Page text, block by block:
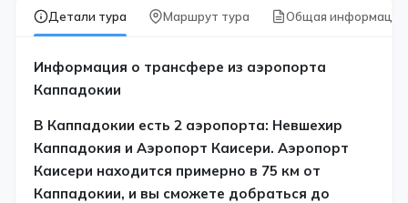
Детали тура Маршрут тура Общая информация
Информация о трансфере из аэропорта
Каппадокии
В Каппадокии есть 2 аэропорта: Невшехир
Каппадокия и Аэропорт Каисери. Аэропорт
Каисери находится примерно в 75 км от
Каппадокии, и вы сможете добраться до